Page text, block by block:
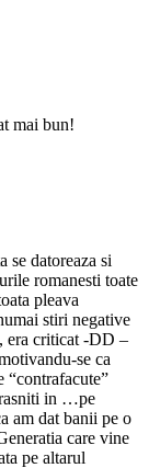
mai bun!
se datoreaza si
romanesti toate
pleava
stiri negative
era criticat -DD –
se ca
in …pe
am dat banii pe o
care vine
pe altarul